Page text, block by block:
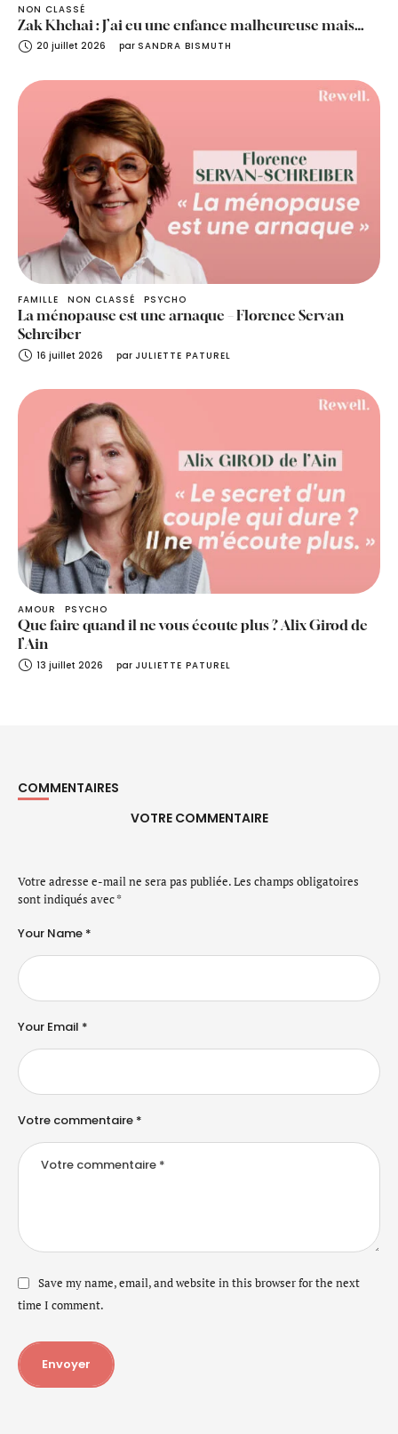
NON CLASSÉ
Zak Khchai : J’ai eu une enfance malheureuse mais…
20 juillet 2026 par SANDRA BISMUTH
FAMILLE NON CLASSÉ PSYCHO
La ménopause est une arnaque – Florence Servan
Schreiber
16 juillet 2026 par JULIETTE PATUREL
AMOUR PSYCHO
Que faire quand il ne vous écoute plus ? Alix Girod de
l’Ain
13 juillet 2026 par JULIETTE PATUREL
COMMENTAIRES
VOTRE COMMENTAIRE
Votre adresse e-mail ne sera pas publiée.Les champs obligatoires
sont indiqués avec*
Votre commentaire *
Your Name *
Your Email *
Save my name, email, and website in this browser for the next
time I comment.
Envoyer